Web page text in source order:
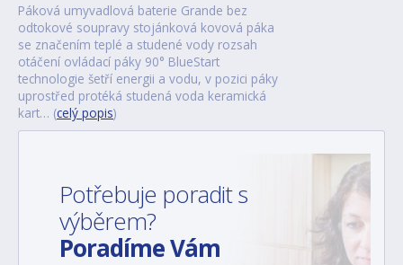
Páková umyvadlová baterie Grande bez
odtokové soupravy stojánková kovová páka
se značením teplé a studené vody rozsah
otáčení ovládací páky 90° BlueStart
technologie šetří energii a vodu, v pozici páky
uprostřed protéká studená voda keramická
kart… (celý popis)
Potřebuje poradit s
výběrem?
Poradíme Vám